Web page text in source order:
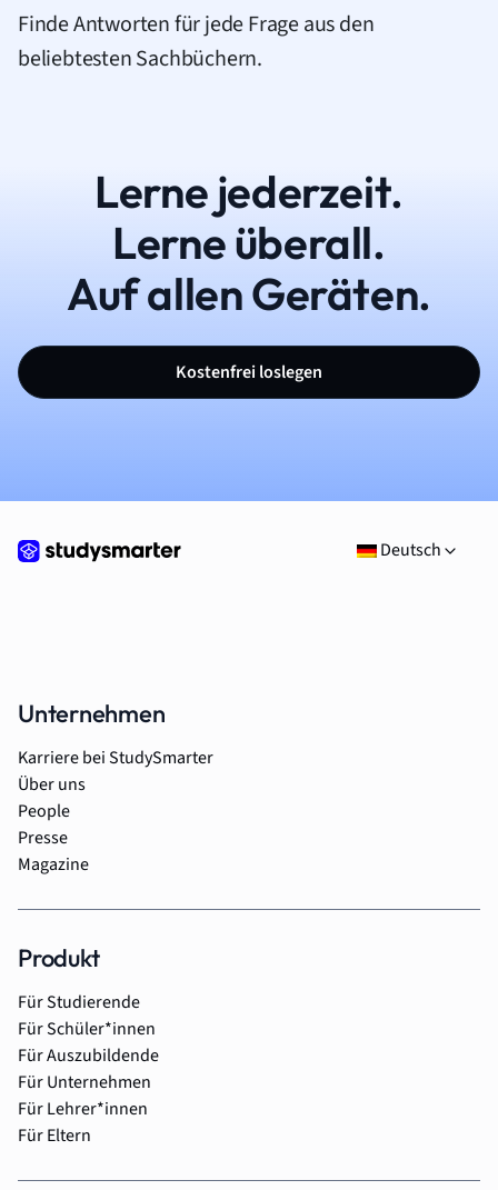
Finde Antworten für jede Frage aus den
beliebtesten Sachbüchern.
Lerne jederzeit.
Lerne überall.
Auf allen Geräten.
Kostenfrei loslegen
Deutsch
Unternehmen
Karriere bei StudySmarter
Über uns
People
Presse
Magazine
Produkt
Für Studierende
Für Schüler*innen
Für Auszubildende
Für Unternehmen
Für Lehrer*innen
Für Eltern